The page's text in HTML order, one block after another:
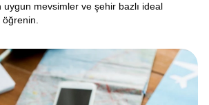
uygun mevsimler ve şehir bazlı ideal